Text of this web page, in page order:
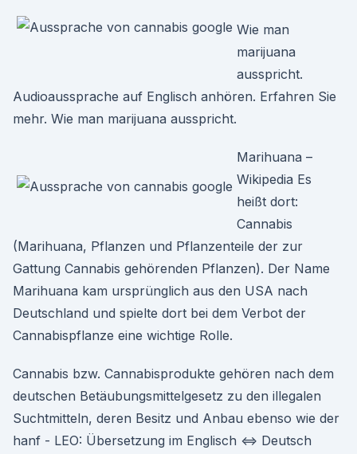
Wie man
marijuana
ausspricht.
Audioaussprache auf Englisch anhören. Erfahren Sie
mehr. Wie man marijuana ausspricht.
Marihuana –
Wikipedia Es
heißt dort:
Cannabis
(Marihuana, Pflanzen und Pflanzenteile der zur
Gattung Cannabis gehörenden Pflanzen). Der Name
Marihuana kam ursprünglich aus den USA nach
Deutschland und spielte dort bei dem Verbot der
Cannabispflanze eine wichtige Rolle.
Cannabis bzw. Cannabisprodukte gehören nach dem
deutschen Betäubungsmittelgesetz zu den illegalen
Suchtmitteln, deren Besitz und Anbau ebenso wie der
hanf - LEO: Übersetzung im Englisch ⇔ Deutsch